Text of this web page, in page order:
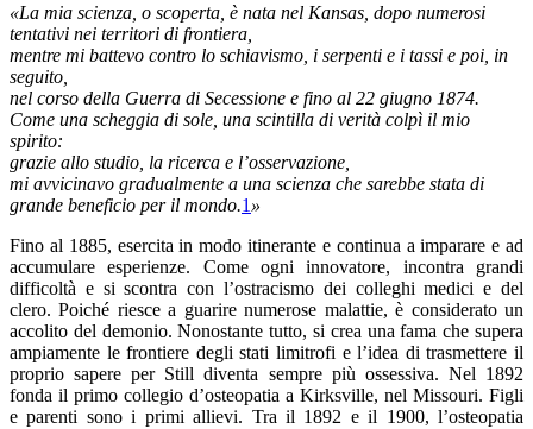
«La mia scienza, o scoperta, è nata nel Kansas, dopo numerosi
tentativi nei territori di frontiera,
mentre mi battevo contro lo schiavismo, i serpenti e i tassi e poi, in
seguito,
nel corso della Guerra di Secessione e fino al 22 giugno 1874.
Come una scheggia di sole, una scintilla di verità colpì il mio
spirito:
grazie allo studio, la ricerca e l’osservazione,
mi avvicinavo gradualmente a una scienza che sarebbe stata di
grande beneficio per il mondo.1 »
Fino al 1885, esercita in modo itinerante e continua a imparare e ad
accumulare esperienze. Come ogni innovatore, incontra grandi
difficoltà e si scontra con l’ostracismo dei colleghi medici e del
clero. Poiché riesce a guarire numerose malattie, è considerato un
accolito del demonio. Nonostante tutto, si crea una fama che supera
ampiamente le frontiere degli stati limitrofi e l’idea di trasmettere il
proprio sapere per Still diventa sempre più ossessiva. Nel 1892
fonda il primo collegio d’osteopatia a Kirksville, nel Missouri. Figli
e parenti sono i primi allievi. Tra il 1892 e il 1900, l’osteopatia